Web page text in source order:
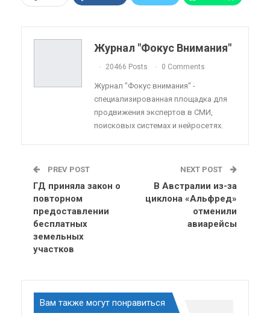
Telegram VK Viber
Linkedin Tumblr
Журнал "Фокус Внимания"
20466 Posts 0 Comments
Журнал "Фокус внимания" -
специализированная площадка для
продвижения экспертов в СМИ,
поисковых системах и нейросетях.
PREV POST
ГД приняла закон о
повторном
предоставлении
бесплатных
земельных
участков
NEXT POST
В Австралии из-за
циклона «Альфред»
отменили
авиарейсы
Вам также могут понравиться